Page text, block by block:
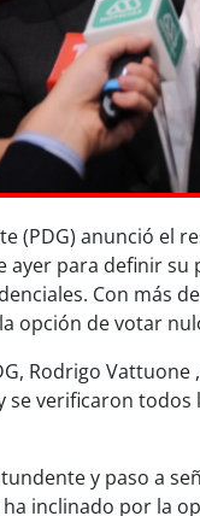
(PDG) anunció el
ayer para definir
Con más
opción de votar
Rodrigo
se verificaron
y paso a
inclinado por la